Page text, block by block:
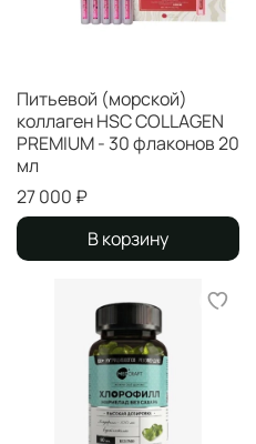
Питьевой (морской)
коллаген HSC COLLAGEN
PREMIUM - 30 флаконов 20
мл
27 000 ₽
В корзину